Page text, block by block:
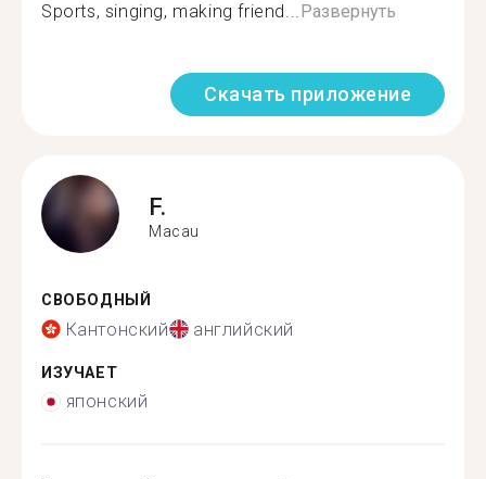
Sports, singing, making friend...Развернуть
Скачать приложение
F.
Macau
СВОБОДНЫЙ
Кантонский английский
ИЗУЧАЕТ
японский